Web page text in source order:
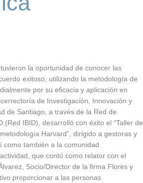
la oportunidad de conocer las
exitoso, utilizando la metodología de
por su eficacia y aplicación en
de Investigación, Innovación y
de Santiago, a través de la Red de
(Red IBID), desarrolló con éxito el “Taller de
Harvard”, dirigido a gestoras y
como también a la comunidad
que contó como relator con el
Socio/Director de la firma Flores y
proporcionar a las personas